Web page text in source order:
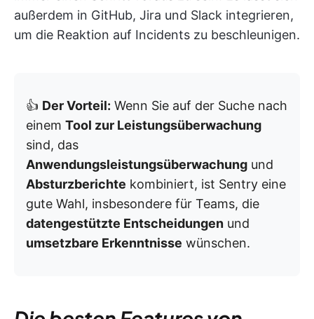
außerdem in GitHub, Jira und Slack integrieren,
um die Reaktion auf Incidents zu beschleunigen.
👍 Der Vorteil: Wenn Sie auf der Suche nach
einem Tool zur Leistungsüberwachung
sind, das
Anwendungsleistungsüberwachung und
Absturzberichte kombiniert, ist Sentry eine
gute Wahl, insbesondere für Teams, die
datengestützte Entscheidungen und
umsetzbare Erkenntnisse wünschen.